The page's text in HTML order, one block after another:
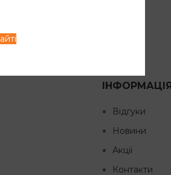
ІНФОРМАЦІЯ
Відгуки
Новини
Акції
Контакти